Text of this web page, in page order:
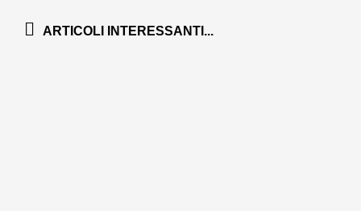
ARTICOLI INTERESSANTI...